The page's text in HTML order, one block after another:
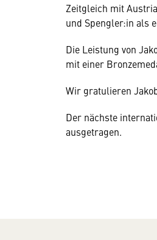
Zeitgleich mit
und Spengler:in als
Die Leistung von
mit einer
Wir gratulieren
Der nächste
ausgetragen.